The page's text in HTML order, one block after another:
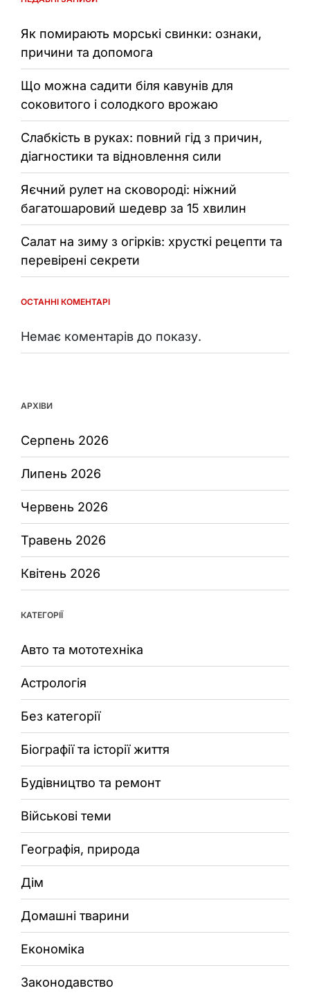
Як помирають морські свинки: ознаки,
причини та допомога
Що можна садити біля кавунів для
соковитого і солодкого врожаю
Слабкість в руках: повний гід з причин,
діагностики та відновлення сили
Яєчний рулет на сковороді: ніжний
багатошаровий шедевр за 15 хвилин
Салат на зиму з огірків: хрусткі рецепти та
перевірені секрети
ОСТАННІ КОМЕНТАРІ
Немає коментарів до показу.
АРХІВИ
Серпень 2026
Липень 2026
Червень 2026
Травень 2026
Квітень 2026
КАТЕГОРІЇ
Авто та мототехніка
Астрологія
Без категорії
Біографії та історії життя
Будівництво та ремонт
Військові теми
Географія, природа
Дім
Домашні тварини
Економіка
Законодавство